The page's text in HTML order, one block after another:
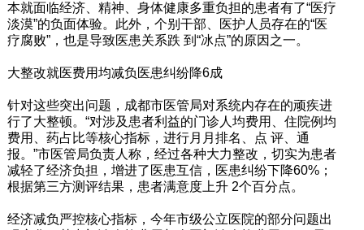
本就面临经济、精神、身体健康多重负担的患者有了“医疗
淡漠”的负面体验。此外，个别干部、医护人员存在的“医
疗腐败”，也是导致医患关系跌 到“冰点”的原因之一。
大整改就医费用均减负医患纠纷降6成
针对这些突出问题，成都市医管局对系统内存在的顽疾进
行了大整顿。“对涉及患者利益的门诊人均费用、住院例均
费用、药占比等核心指标，进行月月排名、点 评、通
报。”市医管局负责人称，经过各种大力整改，切实为患者
减轻了经济负担，增进了医患互信，医患纠纷下降60%；
根据第三方测评结果，患者满意度上升 2个百分点。
经济减负严控核心指标，今年市级公立医院的部分问题出